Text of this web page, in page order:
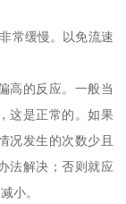
常缓慢。以免流速
高的反应。一般当
这是正常的。如果
况发生的次数少且
法解决；否则就应
小。